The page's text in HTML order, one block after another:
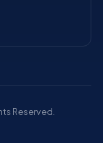
Reserved.